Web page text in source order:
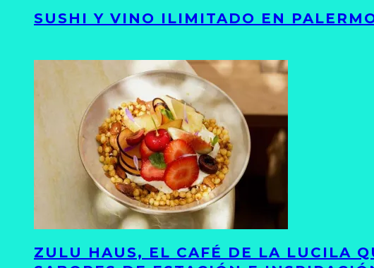
SUSHI Y VINO ILIMITADO EN
ZULU HAUS, EL CAFÉ DE LA LUCILA